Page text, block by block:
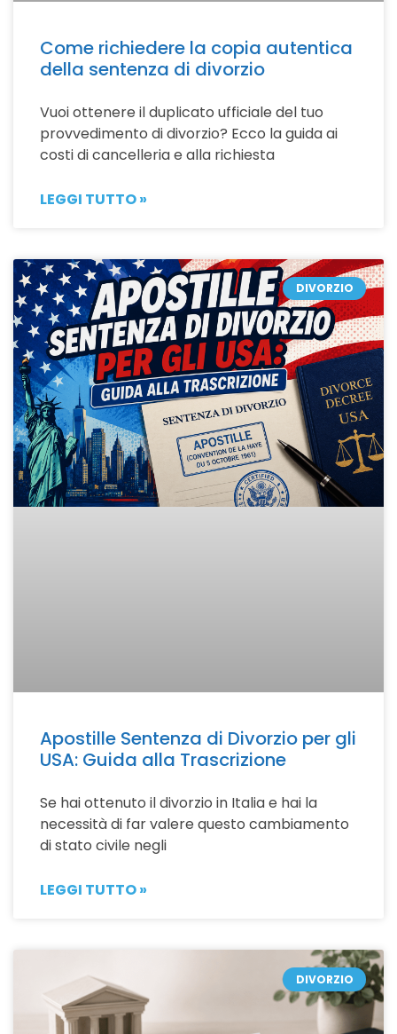
Come richiedere la copia autentica
della sentenza di divorzio
Vuoi ottenere il duplicato ufficiale del tuo
provvedimento di divorzio? Ecco la guida ai
costi di cancelleria e alla richiesta
LEGGI TUTTO »
DIVORZIO
Apostille Sentenza di Divorzio per gli
USA: Guida alla Trascrizione
Se hai ottenuto il divorzio in Italia e hai la
necessità di far valere questo cambiamento
di stato civile negli
LEGGI TUTTO »
DIVORZIO